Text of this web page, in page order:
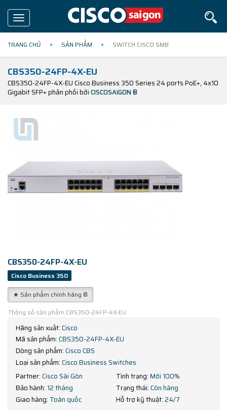
Toggle
navigation
TRANG CHỦ SẢN PHẨM SWITCH CISCO SMB
CBS350-24FP-4X-EU
CBS350-24FP-4X-EU Cisco Business 350 Series 24 ports PoE+, 4x10
Gigabit SFP+ phân phối bởiCISCOSAIGON ®
CBS350-24FP-4X-EU
Cisco Business 350
★ Sản phẩm chính hãng ®
Thông số sản phẩm CBS350-24FP-4X-EU
Hãng sản xuất:Cisco
Mã sản phẩm:CBS350-24FP-4X-EU
Dòng sản phẩm:Cisco CBS
Loại sản phẩm:Cisco Business Switches
Partner:Cisco Sài Gòn Tình trạng:Mới 100%
Bảo hành: 12 tháng Trạng thái:Còn hàng
Giao hàng: Toàn quốc Hỗ trợ kỹ thuật:24/7